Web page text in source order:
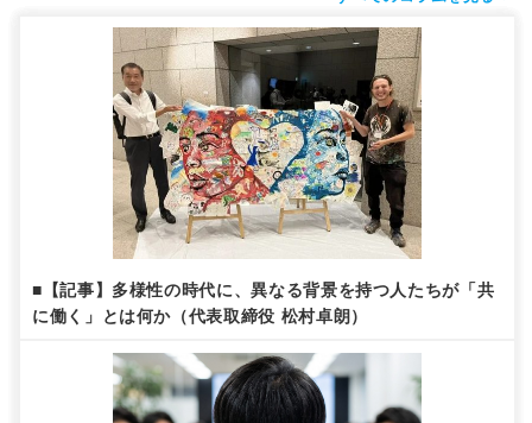
■【記事】多様性の時代に、異なる背景を持つ人たちが「共
に働く」とは何か（代表取締役 松村卓朗）